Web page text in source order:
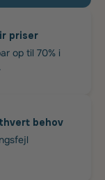
priser
op til 70% i
behov